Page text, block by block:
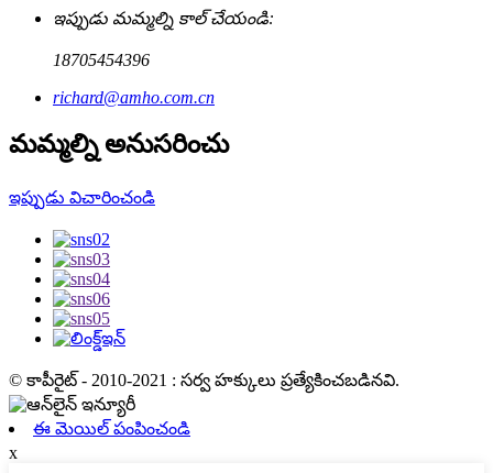
ఇప్పుడు మమ్మల్ని కాల్ చేయండి:
18705454396
richard@amho.com.cn
మమ్మల్ని అనుసరించు
ఇప్పుడు విచారించండి
© కాపీరైట్ - 2010-2021 : సర్వ హక్కులు ప్రత్యేకించబడినవి.
ఈ మెయిల్ పంపించండి
x